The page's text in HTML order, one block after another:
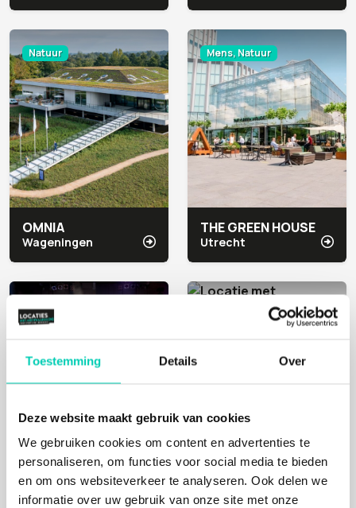
Toestemming Details Over
Deze website maakt gebruik van cookies
We gebruiken cookies om content en advertenties te
personaliseren, om functies voor social media te bieden
en om ons websiteverkeer te analyseren. Ook delen we
informatie over uw gebruik van onze site met onze
Natuur
OMNIA
Wageningen
Mens, Natuur
THE GREEN HOUSE
Utrecht
Q-FACTORY
Amsterdam
Mens, Cultuur, Natuur
BUSINESS- & EVENT LOCATIE BOVENDONK
Hoeven